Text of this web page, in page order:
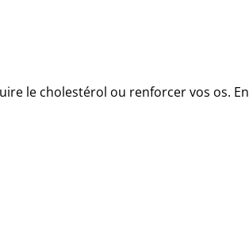
le cholestérol ou renforcer vos os. En